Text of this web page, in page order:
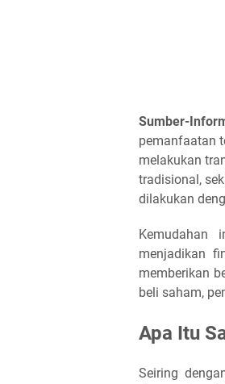
Sumber-
pemanfaatan
melakukan
tradisional,
dilakukan
Kemudahan
menjadikan
memberikan
beli saham,
Apa Itu
Seiring